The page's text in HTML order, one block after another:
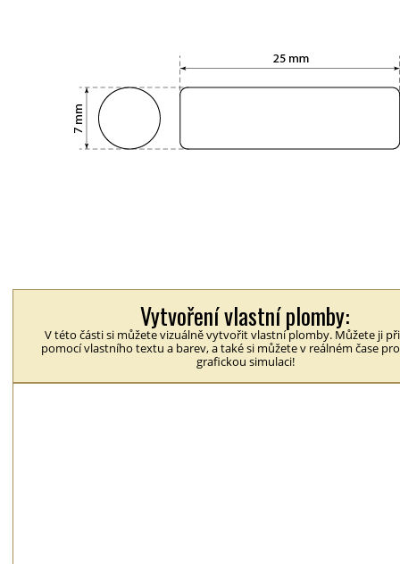
Vytvoření vlastní plomby:
V této části si můžete vizuálně vytvořit vlastní plomby. Můžete ji
pomocí vlastního textu a barev, a také si můžete v reálném čase
grafickou simulaci!